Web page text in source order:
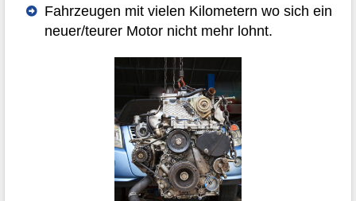
Fahrzeugen mit vielen Kilometern wo sich ein
neuer/teurer Motor nicht mehr lohnt.